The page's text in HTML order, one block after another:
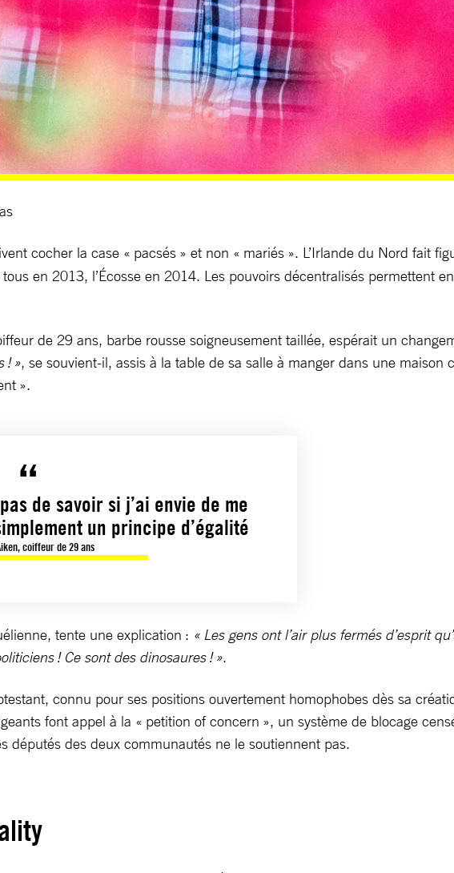
cocher la case « pacsés » et non « mariés ». L’Irlande du Nord fait
en 2013, l’Écosse en 2014. Les pouvoirs décentralisés permettent
de 29 ans, barbe rousse soigneusement taillée, espérait un
! », se souvient-il, assis à la table de sa salle à manger dans une
».
de savoir si j’ai envie de me
un principe d’égalité
coiffeur de 29 ans
tente une explication : « Les gens ont l’air plus fermés d’esprit
! Ce sont des dinosaures ! ».
connu pour ses positions ouvertement homophobes dès sa
font appel à la « petition of concern », un système de blocage
députés des deux communautés ne le soutiennent pas.